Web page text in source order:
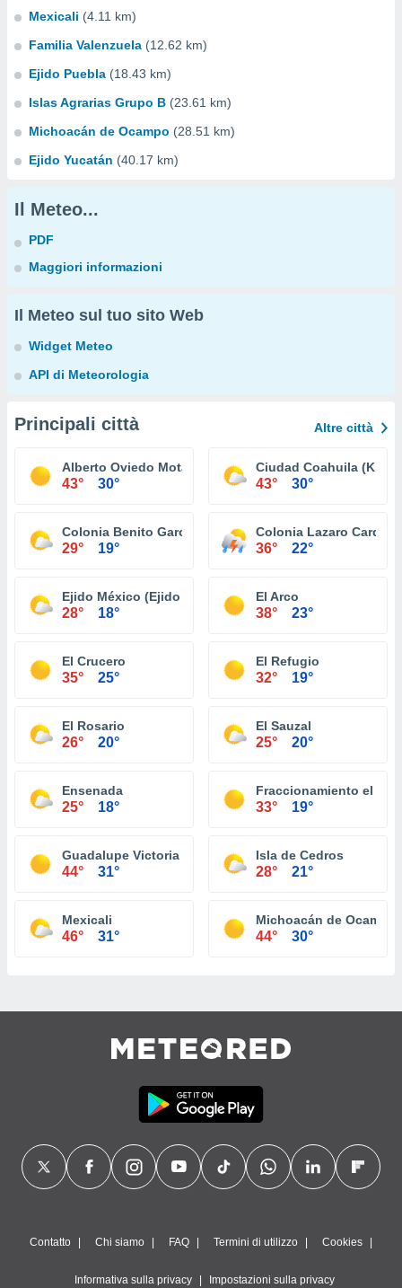
Mexicali (4.11 km)
Familia Valenzuela (12.62 km)
Ejido Puebla (18.43 km)
Islas Agrarias Grupo B (23.61 km)
Michoacán de Ocampo (28.51 km)
Ejido Yucatán (40.17 km)
Il Meteo...
PDF
Maggiori informazioni
Il Meteo sul tuo sito Web
Widget Meteo
API di Meteorologia
Principali città Altre città
Alberto Oviedo Mota (Reacomodo)
43° 30°
Ciudad Coahuila (Km.
43° 30°
Colonia Benito García (El Zorrillo)
29° 19°
Colonia Lazaro
36° 22°
Ejido México (Ejido Punta Colonet)
28° 18°
El Arco
38° 23°
El Crucero
35° 25°
El Refugio
32° 19°
El Rosario
26° 20°
El Sauzal
25° 20°
Ensenada
25° 18°
Fraccionamiento el
33° 19°
Guadalupe Victoria (Km. 43)
44° 31°
Isla de Cedros
28° 21°
Mexicali
46° 31°
Michoacán de Ocampo
44° 30°
Contatto Chi siamo FAQ Termini di utilizzo Cookies
Informativa sulla privacy Impostazioni sulla privacy